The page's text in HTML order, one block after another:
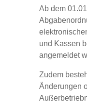
Ab dem
und Kassen
angemeldet
Zudem
Änderungen